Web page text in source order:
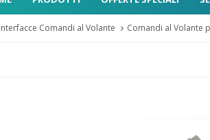
Interfacce Comandi al Volante Comandi al Volante